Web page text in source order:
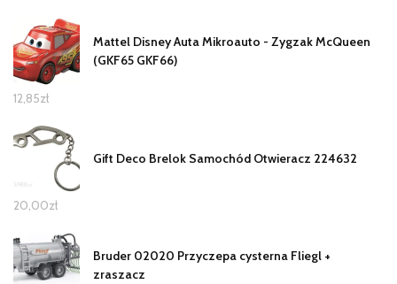
Mattel Disney Auta Mikroauto - Zygzak McQueen
(GKF65 GKF66)
12,85zł
Gift Deco Brelok Samochód Otwieracz 224632
20,00zł
Bruder 02020 Przyczepa cysterna Fliegl +
zraszacz